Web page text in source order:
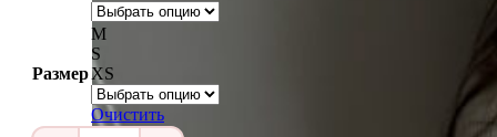
Размер
M
S
XS
Очистить